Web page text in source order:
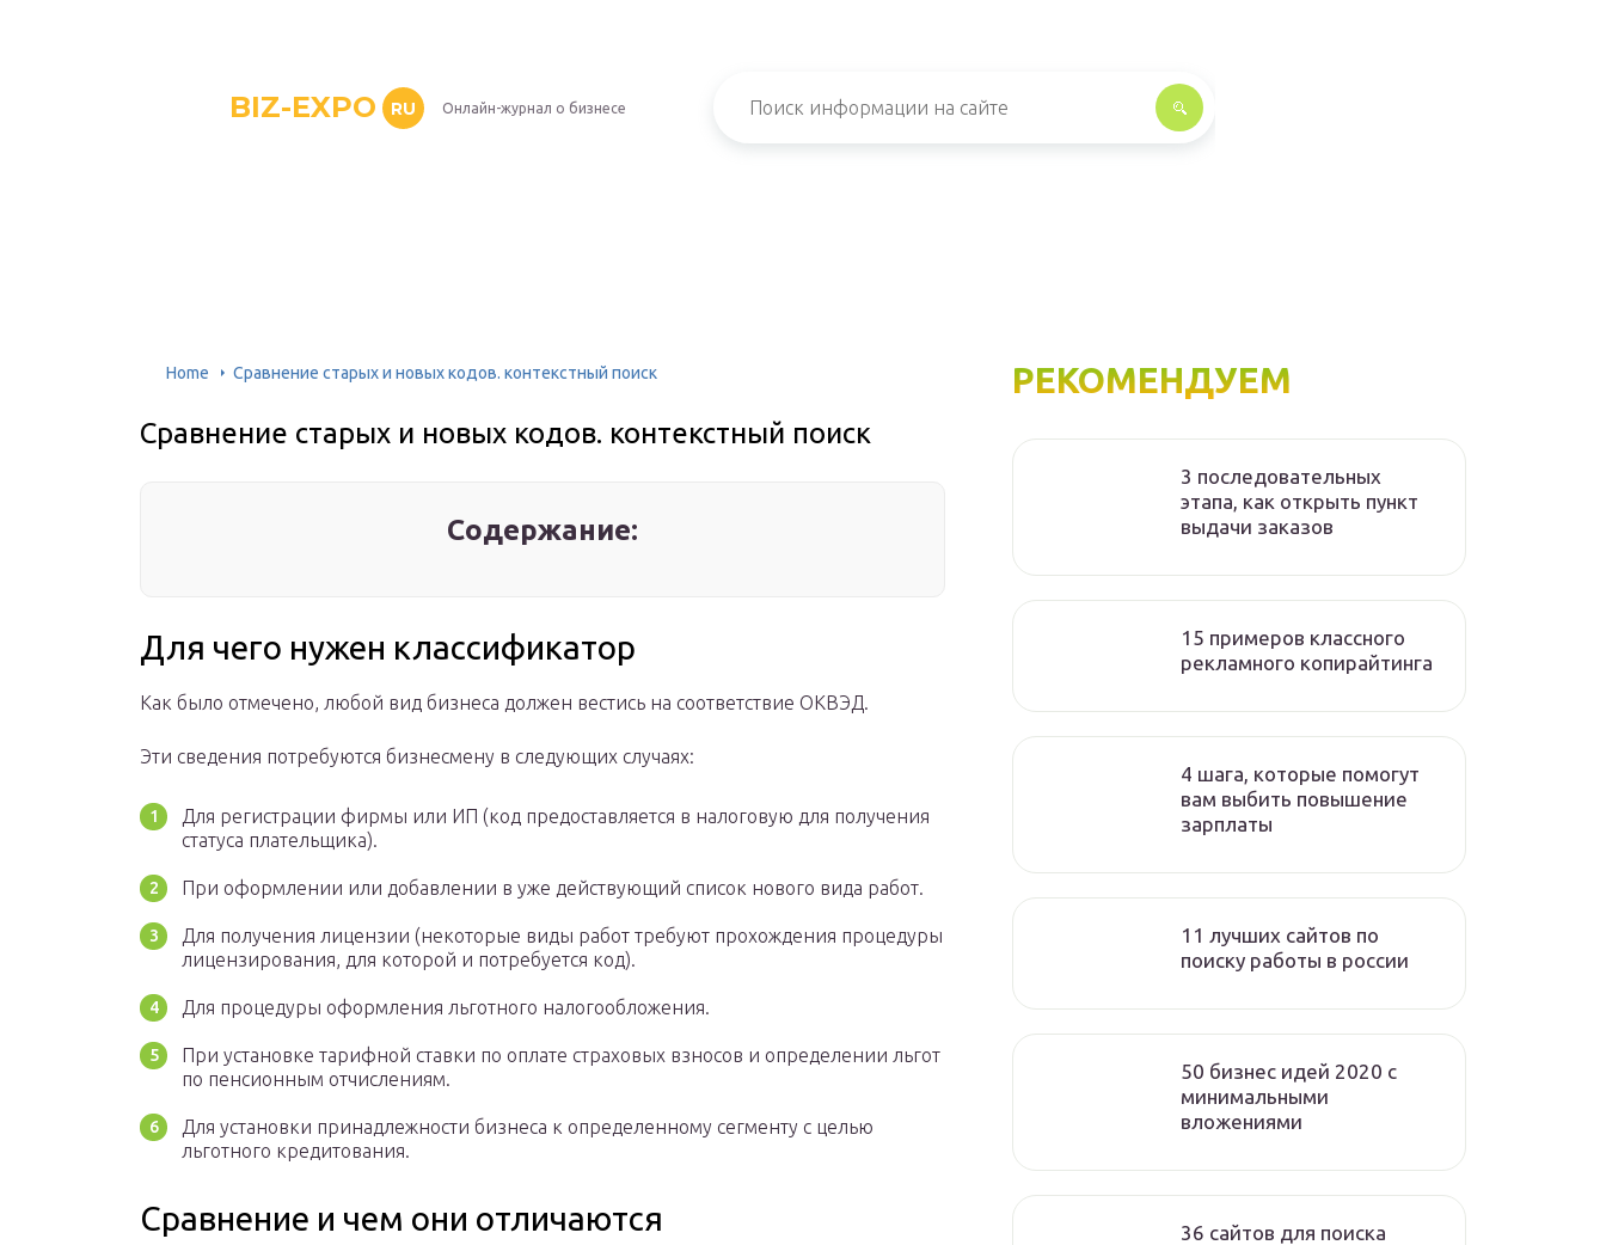
BIZ-EXPO RU Онлайн-журнал о бизнесе
Home Сравнение старых и новых кодов. контекстный поиск
Сравнение старых и новых кодов. контекстный поиск
Содержание:
Для чего нужен классификатор
Как было отмечено, любой вид бизнеса должен вестись на соответствие ОКВЭД.
Эти сведения потребуются бизнесмену в следующих случаях:
Для регистрации фирмы или ИП (код предоставляется в налоговую для получения
статуса плательщика).
При оформлении или добавлении в уже действующий список нового вида работ.
Для получения лицензии (некоторые виды работ требуют прохождения процедуры
лицензирования, для которой и потребуется код).
Для процедуры оформления льготного налогообложения.
При установке тарифной ставки по оплате страховых взносов и определении льгот
по пенсионным отчислениям.
Для установки принадлежности бизнеса к определенному сегменту с целью
льготного кредитования.
Сравнение и чем они отличаются
РЕКОМЕНДУЕМ
3 последовательных
этапа, как открыть пункт
выдачи заказов
15 примеров классного
рекламного копирайтинга
4 шага, которые помогут
вам выбить повышение
зарплаты
11 лучших сайтов по
поиску работы в россии
50 бизнес идей 2020 с
минимальными
вложениями
36 сайтов для поиска